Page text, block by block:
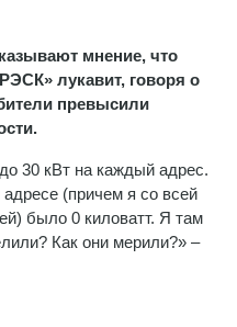
мнение, что
лукавит, говоря о
превысили
30 кВт на каждый адрес.
(причем я со всей
было 0 киловатт. Я там
Как они мерили?» –